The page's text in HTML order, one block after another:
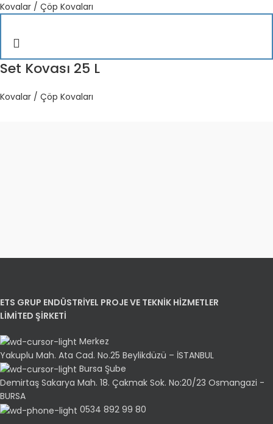
Kovalar / Çöp Kovaları
Set Kovası 25 L
Kovalar / Çöp Kovaları
ETS GRUP ENDÜSTRİYEL PROJE VE TEKNİK HİZMETLER
LİMİTED ŞİRKETİ
Merkez
Yakuplu Mah. Ata Cad. No.25 Beylikdüzü – İSTANBUL
Bursa Şube
Demirtaş Sakarya Mah. 18. Çakmak Sok. No:20/23 Osmangazi -
BURSA
0534 892 99 80